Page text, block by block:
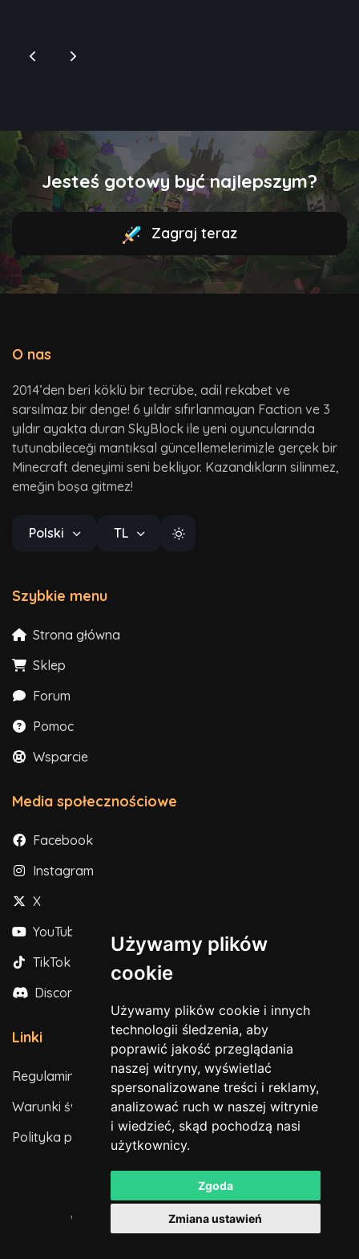
Używamy plików
cookie
Używamy plików cookie i innych
technologii śledzenia, aby
poprawić jakość przeglądania
naszej witryny, wyświetlać
spersonalizowane treści i reklamy,
analizować ruch w naszej witrynie
i wiedzieć, skąd pochodzą nasi
użytkownicy.
Zgoda
Zmiana ustawień
Jesteś gotowy być najlepszym?
Zagraj teraz
O nas
2014’den beri köklü bir tecrübe, adil rekabet ve
sarsılmaz bir denge! 6 yıldır sıfırlanmayan Faction ve 3
yıldır ayakta duran SkyBlock ile yeni oyuncularında
tutunabileceği mantıksal güncellemelerimizle gerçek bir
Minecraft deneyimi seni bekliyor. Kazandıkların silinmez,
emeğin boşa gitmez!
Polski TL
Szybkie menu
Strona główna
Sklep
Forum
Pomoc
Wsparcie
Media społecznościowe
Facebook
Instagram
X
YouTube
TikTok
Discord
Linki
Regulamin
Warunki świadczenia usług
Polityka prywatności
Wszelkie prawa zastrzeżone. © 2026